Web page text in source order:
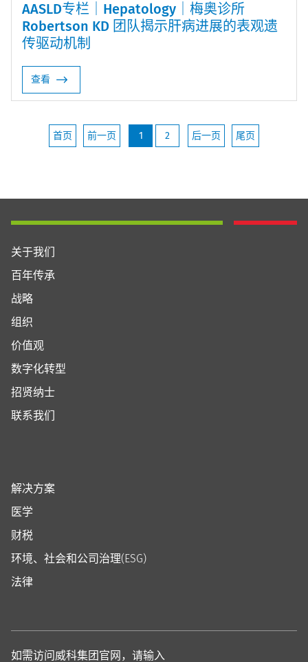
AASLD专栏｜Hepatology｜梅奥诊所
Robertson KD 团队揭示肝病进展的表观遗
传驱动机制
查看
首页 前一页 1 2 后一页 尾页
关于我们
百年传承
战略
组织
价值观
数字化转型
招贤纳士
联系我们
解决方案
医学
财税
环境、社会和公司治理(ESG)
法律
如需访问威科集团官网，请输入